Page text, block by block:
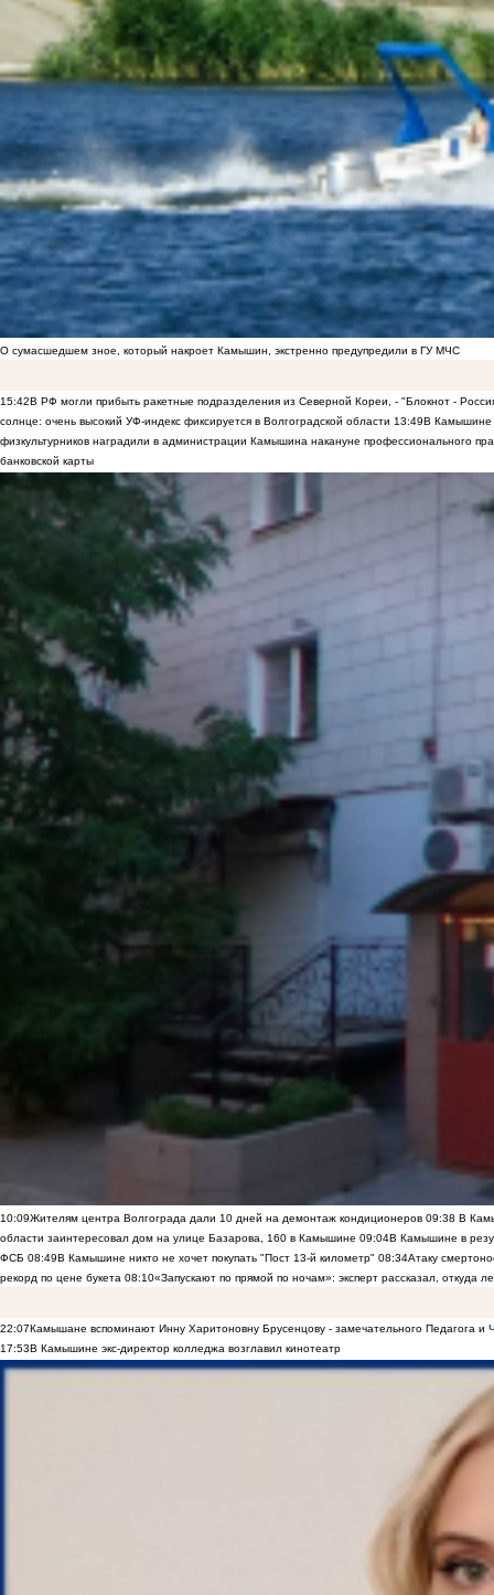
О сумасшедшем зное, который накроет Камышин, экстренно предупредили в ГУ МЧС
15:42В РФ могли прибыть ракетные подразделения из Северной Кореи, - "Блокнот -
солнце: очень высокий УФ-индекс фиксируется в Волгоградской области 13:49В Камышине
физкультурников наградили в администрации Камышина накануне профессионального
банковской карты
10:09Жителям центра Волгограда дали 10 дней на демонтаж кондиционеров 09:38 В
области заинтересовал дом на улице Базарова, 160 в Камышине 09:04В Камышине в
ФСБ 08:49В Камышине никто не хочет покупать "Пост 13-й километр" 08:34Атаку
рекорд по цене букета 08:10«Запускают по прямой по ночам»: эксперт рассказал, откуда
22:07Камышане вспоминают Инну Харитоновну Брусенцову - замечательного Педагога и
17:53В Камышине экс-директор колледжа возглавил кинотеатр